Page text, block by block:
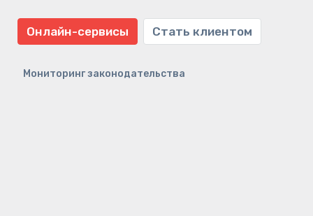
Онлайн-сервисы Стать клиентом
Мониторинг законодательства